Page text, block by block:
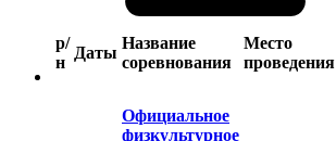
р/
н
Даты
Название
соревнования
Место
проведения
Официальное
физкультурное